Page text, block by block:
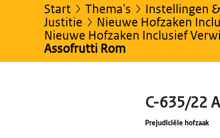
Start Thema's Instellingen
Justitie
Nieuwe Hofzaken
Nieuwe Hofzaken Inclusief
Assofrutti Rom
C-635/22
Prejudiciële hofzaak